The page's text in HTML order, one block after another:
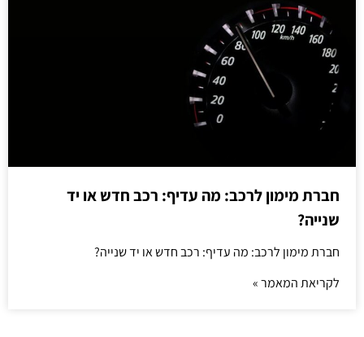
חברת מימון לרכב: מה עדיף: רכב חדש או יד
שנייה?
חברת מימון לרכב: מה עדיף: רכב חדש או יד שנייה?
לקריאת המאמר »